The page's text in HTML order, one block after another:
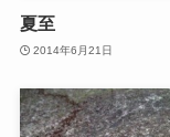
夏至
2014年6月21日